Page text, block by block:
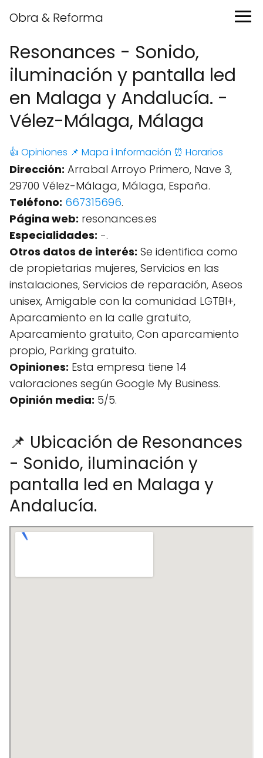
Obra & Reforma
Resonances - Sonido,
iluminación y pantalla led
en Malaga y Andalucía. -
Vélez-Málaga, Málaga
👍 Opiniones 📌 Mapa ℹ️ Información ⏰ Horarios
Dirección: Arrabal Arroyo Primero, Nave 3,
29700 Vélez-Málaga, Málaga, España.
Teléfono: 667315696.
Página web: resonances.es
Especialidades: -.
Otros datos de interés: Se identifica como
de propietarias mujeres, Servicios en las
instalaciones, Servicios de reparación, Aseos
unisex, Amigable con la comunidad LGTBI+,
Aparcamiento en la calle gratuito,
Aparcamiento gratuito, Con aparcamiento
propio, Parking gratuito.
Opiniones: Esta empresa tiene 14
valoraciones según Google My Business.
Opinión media: 5/5.
📌 Ubicación de Resonances
- Sonido, iluminación y
pantalla led en Malaga y
Andalucía.